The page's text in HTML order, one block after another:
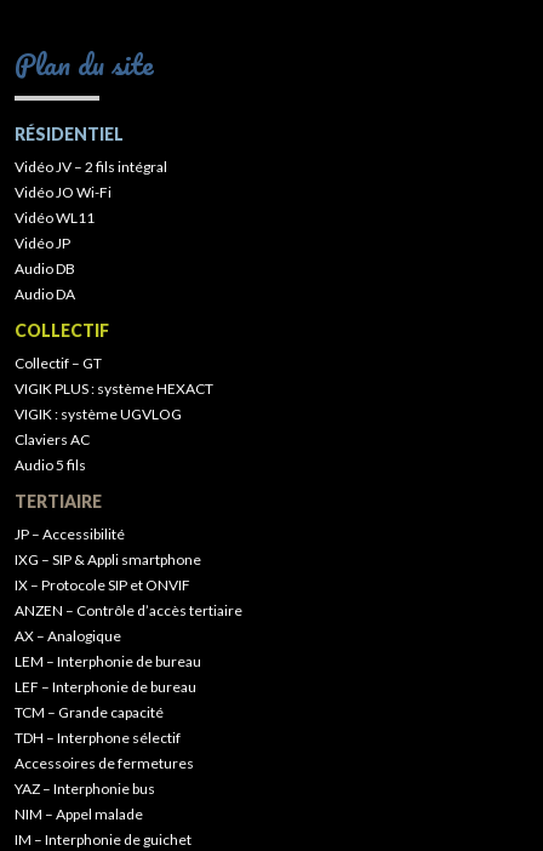
Plan du site
RÉSIDENTIEL
Vidéo JV – 2 fils intégral
Vidéo JO Wi-Fi
Vidéo WL11
Vidéo JP
Audio DB
Audio DA
COLLECTIF
Collectif – GT
VIGIK PLUS : système HEXACT
VIGIK : système UGVLOG
Claviers AC
Audio 5 fils
TERTIAIRE
JP – Accessibilité
IXG – SIP & Appli smartphone
IX – Protocole SIP et ONVIF
ANZEN – Contrôle d’accès tertiaire
AX – Analogique
LEM – Interphonie de bureau
LEF – Interphonie de bureau
TCM – Grande capacité
TDH – Interphone sélectif
Accessoires de fermetures
YAZ – Interphonie bus
NIM – Appel malade
IM – Interphonie de guichet